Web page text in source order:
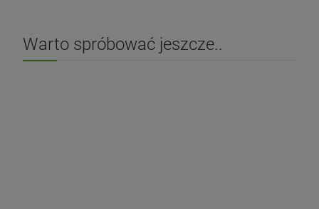
Warto spróbować jeszcze..